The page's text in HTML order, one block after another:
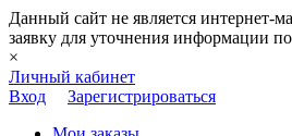
Данный сайт не является интернет-
заявку для уточнения информации
×
Личный кабинет
Вход
Зарегистрироваться